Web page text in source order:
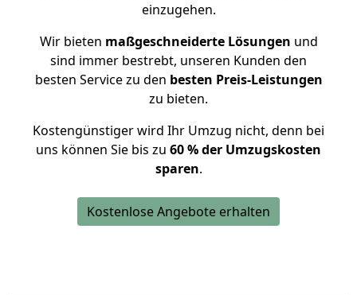
einzugehen.
Wir bieten maßgeschneiderte Lösungen und
sind immer bestrebt, unseren Kunden den
besten Service zu den besten Preis-Leistungen
zu bieten.
Kostengünstiger wird Ihr Umzug nicht, denn bei
uns können Sie bis zu 60 % der Umzugskosten
sparen.
Kostenlose Angebote erhalten